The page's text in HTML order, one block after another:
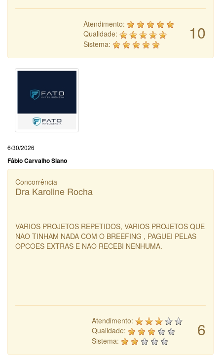
10
Atendimento:
Qualidade:
Sistema:
6/30/2026
Fábio Carvalho Siano
Concorrência
Dra Karoline Rocha
VARIOS PROJETOS REPETIDOS, VARIOS PROJETOS QUE
NAO TINHAM NADA COM O BREEFING , PAGUEI PELAS
OPCOES EXTRAS E NAO RECEBI NENHUMA.
6
Atendimento:
Qualidade:
Sistema: